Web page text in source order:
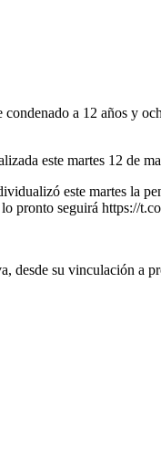
condenado a 12 años y
este martes 12 de
este martes la
lo pronto seguirá https://
su vinculación a